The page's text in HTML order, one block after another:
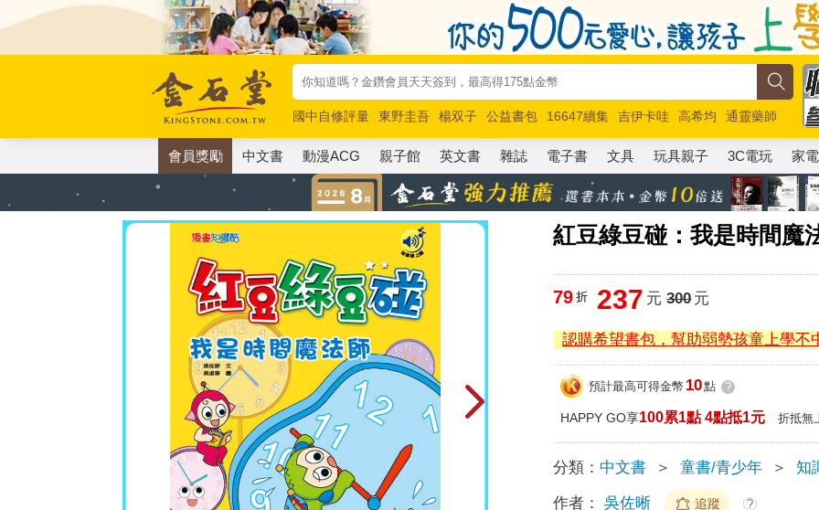
國中自修評量 東野圭吾 楊双子 公益書包 16647續集 吉伊卡哇 高希均
通靈藥師
唯紅花綻放
奧德賽 路邊攤新作 馬斯克 玩具總動員5 超慢跑
會員獎勵 中文書 動漫ACG 親子館 英文書 雜誌 電子書 文具 玩具親子 3C電玩 家電
紅豆綠豆碰：我是時間魔
79 折 237 元 300元
認購希望書包，幫助弱勢孩童上學不
預計最高可得金幣 10點 ?
HAPPY GO享100累1點 4點抵1元 折抵無
分類： 中文書 ＞ 童書/青少年 ＞ 知
作者： 吳佐晰 追蹤 ?